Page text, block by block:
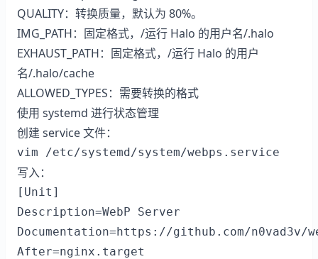
QUALITY：转换质量，默认为 80%。
IMG_PATH：固定格式，/运行 Halo 的用户名/.halo
EXHAUST_PATH：固定格式，/运行 Halo 的用户
名/.halo/cache
ALLOWED_TYPES：需要转换的格式
使用 systemd 进行状态管理
创建 service 文件：
vim /etc/systemd/system/webps.service
写入：
[Unit]
Description=WebP Server
Documentation=https://github.com/n0vad3v/
After=nginx.target